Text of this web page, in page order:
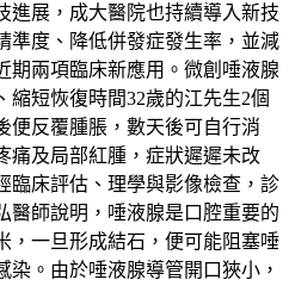
進展，成大醫院也持續導入新技
準度、降低併發症發生率，並減
期兩項臨床新應用。微創唾液腺
短恢復時間32歲的江先生2個
便反覆腫脹，數天後可自行消
痛及局部紅腫，症狀遲遲未改
臨床評估、理學與影像檢查，診
醫師說明，唾液腺是口腔重要的
，一旦形成結石，便可能阻塞唾
染。由於唾液腺導管開口狹小，